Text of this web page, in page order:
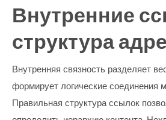
Внутренние
структура
Внутренняя связность разделяет
формирует логические соединения
Правильная структура ссылок